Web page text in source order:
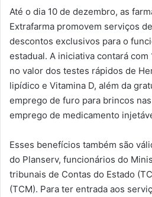
Até o dia 10 de dezembro, as
Extrafarma promovem serviços
descontos exclusivos para o
estadual. A iniciativa contará com
no valor dos testes rápidos de
lipídico e Vitamina D, além da
emprego de furo para brincos
emprego de medicamento
Esses benefícios também são
do Planserv, funcionários do
tribunais de Contas do Estado
(TCM). Para ter entrada aos